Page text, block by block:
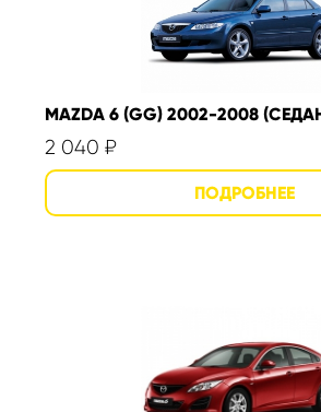
MAZDA 6 (GG) 2002-2008
2 040 ₽